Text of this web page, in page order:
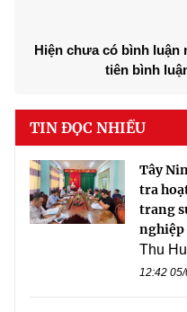
Hiện chưa có bình
tiên bình
TIN ĐỌC NHIỀU
Tây
tra
trang
nghiệp
Thu
12:42